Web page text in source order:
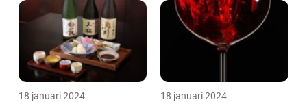
18 januari 2024 18 januari 2024